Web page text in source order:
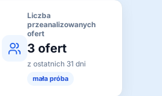
Liczba
przeanalizowanych
ofert
3 ofert
z ostatnich 31 dni
mała próba